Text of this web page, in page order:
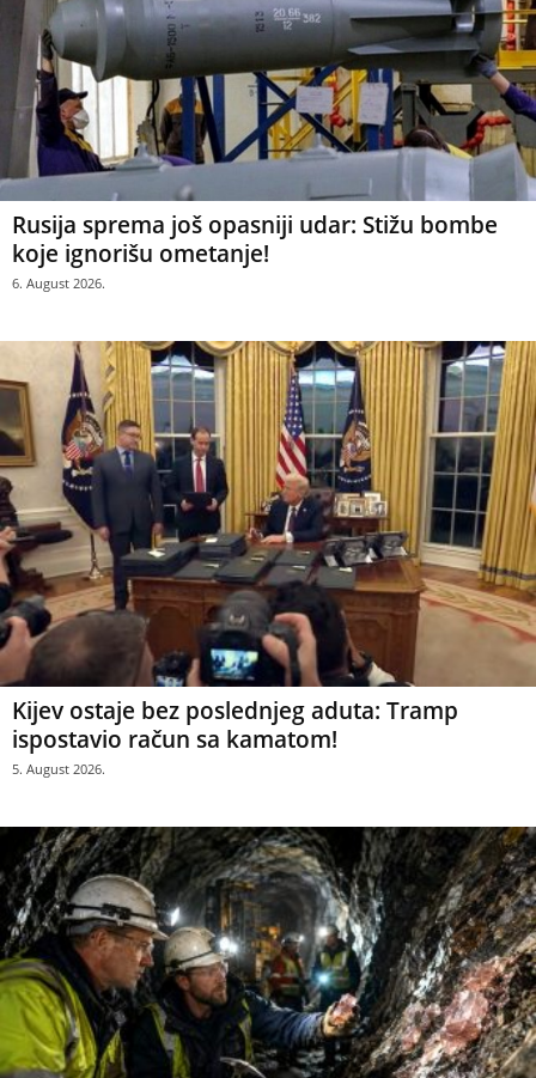
Rusija sprema još opasniji udar: Stižu bombe
koje ignorišu ometanje!
6. August 2026.
Kijev ostaje bez poslednjeg aduta: Tramp
ispostavio račun sa kamatom!
5. August 2026.